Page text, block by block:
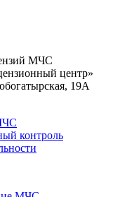
МЧС
центр»
19А
контроль